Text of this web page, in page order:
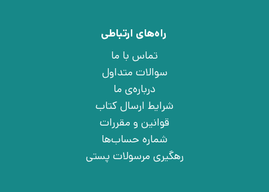
راه‌های ارتباطی
تماس با ما
سوالات متداول
درباره‌ی ما
شرایط ارسال کتاب
قوانین و مقررات
شماره حساب‌ها
رهگیری مرسولات پستی